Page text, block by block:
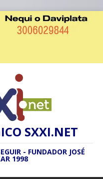
SXXI.NET
- FUNDADOR JOSÉ
1998